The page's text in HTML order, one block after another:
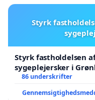
Styrk
Styrk fastholdelsen
sygeplejersker i
86 underskrifter